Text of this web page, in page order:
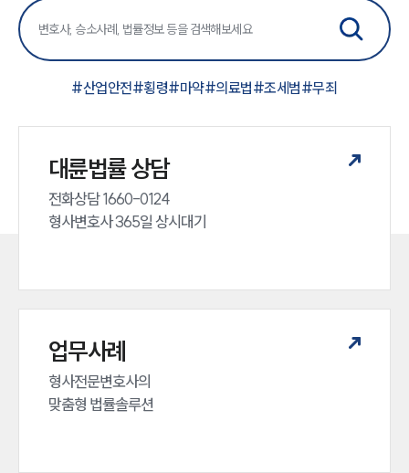
#산업안전#횡령#마약#의료법#조세범#무죄
대륜법률 상담
전화상담 1660-0124
형사변호사 365일 상시대기
업무사례
형사전문변호사의
맞춤형 법률솔루션